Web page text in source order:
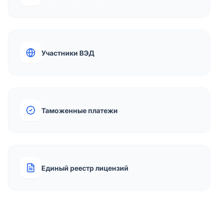
Участники ВЭД
Таможенные платежи
Единый реестр лицензий